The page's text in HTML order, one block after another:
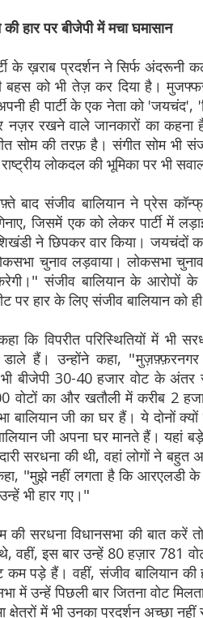
हार पर बीजेपी में मचा घमासान
के ख़राब प्रदर्शन ने सिर्फ अंदरूनी
बहस को भी तेज़ कर दिया है।
अपनी ही पार्टी के एक नेता को
नज़र रखने वाले जानकारों का
सोम की तरफ़ है। संगीत सोम भी
लोकदल की भूमिका पर भी
बाद संजीव बालियान ने प्रेस
जिसमें एक को लेकर पार्टी में
ने छिपकर वार किया। जयचंदों
चुनाव लड़वाया। लोकसभा
करेगी।" संजीव बालियान के
हार के लिए संजीव बालियान को ही
कि विपरीत परिस्थितियों में भी
हैं। उन्होंने कहा, "मुज़फ़्फ़रनगर
भी बीजेपी 30-40 हजार वोट के
वोटों का और खतौली में करीब 2
बालियान जी का घर हैं। ये दोनों
जी अपना घर मानते हैं। यहां
सरधना की थी, वहां लोगों ने
"मुझे नहीं लगता है कि आरएलडी
भी हार गए।"
की सरधना विधानसभा की बात करें
वहीं, इस बार उन्हें 80 हज़ार 781
कम पड़े हैं। वहीं, संजीव बालियान
में उन्हें पिछली बार जितना वोट
क्षेत्रों में भी उनका प्रदर्शन अच्छा नहीं